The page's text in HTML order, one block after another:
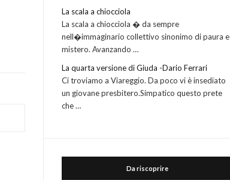
La scala a chiocciola
La scala a chiocciola � da sempre
nell�immaginario collettivo sinonimo di paura e
mistero. Avanzando …
La quarta versione di Giuda -Dario Ferrari
Ci troviamo a Viareggio. Da poco vi è insediato
un giovane presbitero.Simpatico questo prete
che …
Da riscoprire